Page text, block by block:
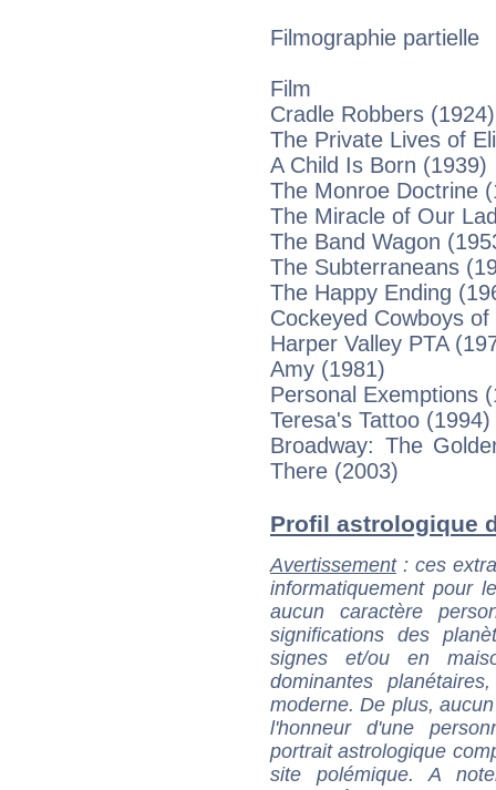
Filmographie partielle
Film
Cradle Robbers (1924)
The Private Lives of
A Child Is Born (1939)
The Monroe Doctrine
The Miracle of Our
The Band Wagon
The Subterraneans
The Happy Ending
Cockeyed Cowboys
Harper Valley PTA
Amy (1981)
Personal Exemptions
Teresa's Tattoo (1994)
Broadway: The
There (2003)
Profil astrologique
Avertissement: ces
informatiquement pour
aucun caractère
significations des
signes et/ou en
dominantes
moderne. De plus,
l'honneur d'une
portrait astrologique
site polémique. A